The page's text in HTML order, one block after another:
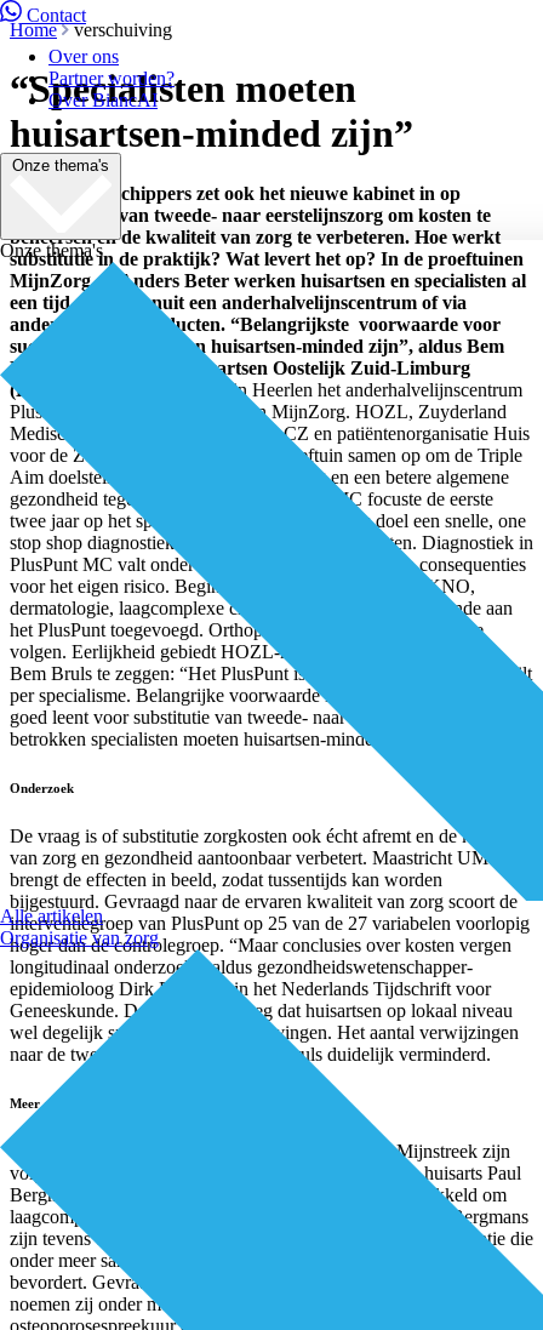
Contact
Over ons
Partner worden?
Over BiancAI
Onze thema's
Onze thema's
Alle artikelen
Organisatie van zorg
Home verschuiving
“Specialisten moeten
huisartsen-minded zijn”
Na minister Schippers zet ook het nieuwe kabinet in op
verschuiving van tweede- naar eerstelijnszorg om kosten te
beheersen en de kwaliteit van zorg te verbeteren. Hoe werkt
substitutie in de praktijk? Wat levert het op? In de proeftuinen
MijnZorg en Anders Beter werken huisartsen en specialisten al
een tijd samen vanuit een anderhalvelijnscentrum of via
anderhalvelijnsproducten. “Belangrijkste voorwaarde voor
succes is dat specialisten huisartsen-minded zijn”, aldus Bem
Bruls, directeur van Huisartsen Oostelijk Zuid-Limburg
(HOZL).
Al in 2014 startte in Heerlen het anderhalvelijnscentrum
PlusPunt MC binnen de proeftuin MijnZorg. HOZL, Zuyderland
Medisch Centrum, zorgverzekeraar CZ en patiëntenorganisatie Huis
voor de Zorg trekken binnen deze proeftuin samen op om de Triple
Aim doelstelling te realiseren: betere zorg en een betere algemene
gezondheid tegen lagere kosten. PlusPunt MC focuste de eerste
twee jaar op het specialisme cardiologie met als doel een snelle, one
stop shop diagnostiek van patiënten met hartklachten. Diagnostiek in
PlusPunt MC valt onder eerstelijnszorg en heeft geen consequenties
voor het eigen risico. Begin 2016 zijn de specialismen KNO,
dermatologie, laagcomplexe chirurgie en interne geneeskunde aan
het PlusPunt toegevoegd. Orthopedie en ouderengeneeskunde
volgen. Eerlijkheid gebiedt HOZL-medisch directeur en huisarts
Bem Bruls te zeggen: “Het PlusPunt is maatwerk en succes verschilt
per specialisme. Belangrijke voorwaarde is dat een specialisme zich
goed leent voor substitutie van tweede- naar eerstelijnszorg. De
betrokken specialisten moeten huisartsen-minded zijn.”
Onderzoek
De vraag is of substitutie zorgkosten ook écht afremt en de kwaliteit
van zorg en gezondheid aantoonbaar verbetert. Maastricht UMC
brengt de effecten in beeld, zodat tussentijds kan worden
bijgestuurd. Gevraagd naar de ervaren kwaliteit van zorg scoort de
interventiegroep van PlusPunt op 25 van de 27 variabelen voorlopig
hoger dan de controlegroep. “Maar conclusies over kosten vergen
longitudinaal onderzoek”, aldus gezondheidswetenschapper-
epidemioloog Dirk Ruwaard in het Nederlands Tijdschrift voor
Geneeskunde. Dat neemt niet weg dat huisartsen op lokaal niveau
wel degelijk spreken over verschuivingen. Het aantal verwijzingen
naar de tweede lijn is volgens Bem Bruls duidelijk verminderd.
Meer anderhalvelijnsproducten
Ook in de proeftuin Anders Beter in de Westelijke Mijnstreek zijn
volgens Zuyderland MC-internist Mariëlle Krekels en huisarts Paul
Bergmans succesvolle ‘anderhalvelijnsproducten’ ontwikkeld om
laagcomplexe zorg in de eerste lijn te houden. Krekels en Bergmans
zijn tevens directeur van MMC Omnes, een regionale organisatie die
onder meer samenwerking tussen huisartsen en specialisten
bevordert. Gevraagd naar de eerste successen van substitutie
noemen zij onder meer e-meedenkconsulten, het
osteoporosespreekuur en tele-dermatologische consulten.